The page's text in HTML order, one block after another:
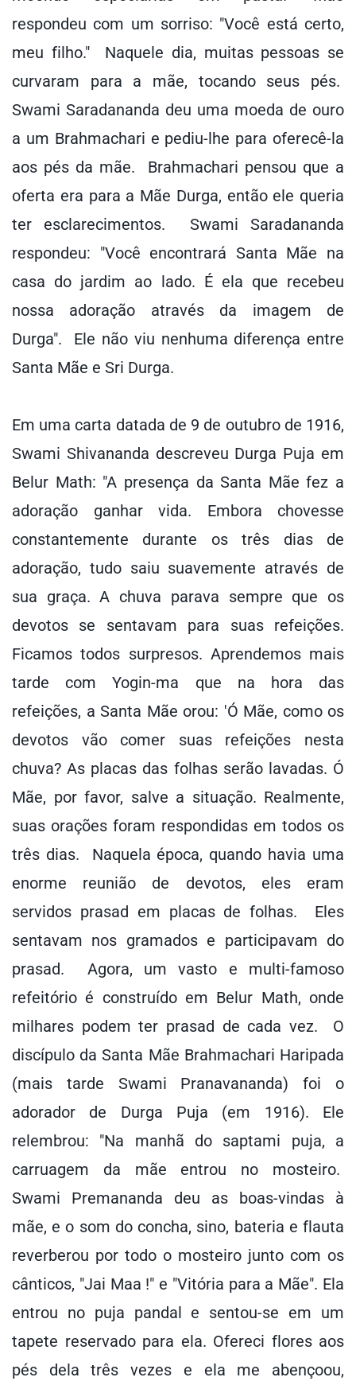
respondeu com um sorriso: "Você está certo,
meu filho." Naquele dia, muitas pessoas se
curvaram para a mãe, tocando seus pés.
Swami Saradananda deu uma moeda de ouro
a um Brahmachari e pediu-lhe para oferecê-la
aos pés da mãe. Brahmachari pensou que a
oferta era para a Mãe Durga, então ele queria
ter esclarecimentos. Swami Saradananda
respondeu: "Você encontrará Santa Mãe na
casa do jardim ao lado. É ela que recebeu
nossa adoração através da imagem de
Durga". Ele não viu nenhuma diferença entre
Santa Mãe e Sri Durga.
Em uma carta datada de 9 de outubro de 1916,
Swami Shivananda descreveu Durga Puja em
Belur Math: "A presença da Santa Mãe fez a
adoração ganhar vida. Embora chovesse
constantemente durante os três dias de
adoração, tudo saiu suavemente através de
sua graça. A chuva parava sempre que os
devotos se sentavam para suas refeições.
Ficamos todos surpresos. Aprendemos mais
tarde com Yogin-ma que na hora das
refeições, a Santa Mãe orou: 'Ó Mãe, como os
devotos vão comer suas refeições nesta
chuva? As placas das folhas serão lavadas. Ó
Mãe, por favor, salve a situação. Realmente,
suas orações foram respondidas em todos os
três dias. Naquela época, quando havia uma
enorme reunião de devotos, eles eram
servidos prasad em placas de folhas. Eles
sentavam nos gramados e participavam do
prasad. Agora, um vasto e multi-famoso
refeitório é construído em Belur Math, onde
milhares podem ter prasad de cada vez. O
discípulo da Santa Mãe Brahmachari Haripada
(mais tarde Swami Pranavananda) foi o
adorador de Durga Puja (em 1916). Ele
relembrou: "Na manhã do saptami puja, a
carruagem da mãe entrou no mosteiro.
Swami Premananda deu as boas-vindas à
mãe, e o som do concha, sino, bateria e flauta
reverberou por todo o mosteiro junto com os
cânticos, "Jai Maa !" e "Vitória para a Mãe". Ela
entrou no puja pandal e sentou-se em um
tapete reservado para ela. Ofereci flores aos
pés dela três vezes e ela me abençoou,